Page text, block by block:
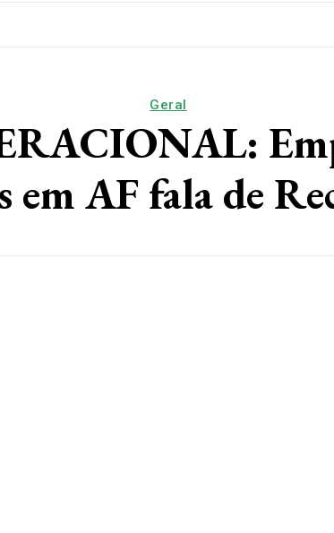
Geral
AF fala de